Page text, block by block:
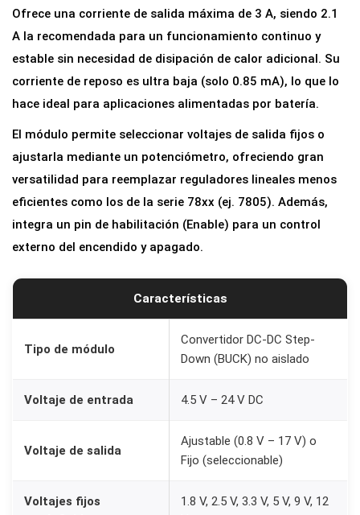
Ofrece una corriente de salida máxima de 3 A, siendo 2.1
A la recomendada para un funcionamiento continuo y
estable sin necesidad de disipación de calor adicional. Su
corriente de reposo es ultra baja (solo 0.85 mA), lo que lo
hace ideal para aplicaciones alimentadas por batería.
El módulo permite seleccionar voltajes de salida fijos o
ajustarla mediante un potenciómetro, ofreciendo gran
versatilidad para reemplazar reguladores lineales menos
eficientes como los de la serie 78xx (ej. 7805). Además,
integra un pin de habilitación (Enable) para un control
externo del encendido y apagado.
Características
Tipo de módulo
Convertidor DC-DC Step-
Down (BUCK) no aislado
Voltaje de entrada 4.5 V – 24 V DC
Voltaje de salida
Ajustable (0.8 V – 17 V) o
Fijo (seleccionable)
Voltajes fijos
1.8 V, 2.5 V, 3.3 V, 5 V, 9 V, 12